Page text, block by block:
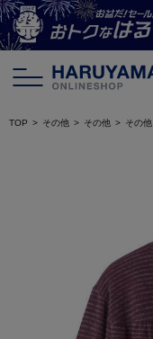
TOP その他 その他 その他